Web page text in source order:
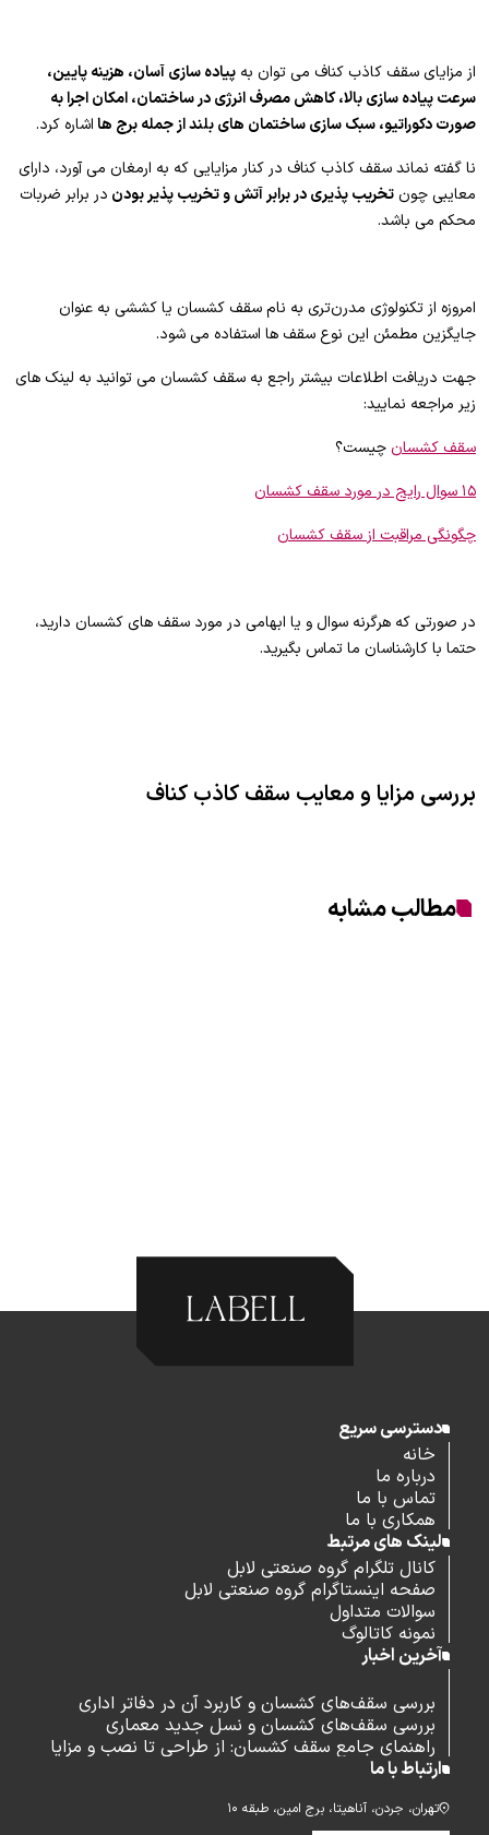
از مزایای سقف کاذب کناف می توان به پیاده سازی آسان، هزینه پایین،
سرعت پیاده سازی بالا، کاهش مصرف انرژی در ساختمان، امکان اجرا به
صورت دکوراتیو، سبک سازی ساختمان های بلند از جمله برج هااشاره کرد.
نا گفته نماند سقف کاذب کناف در کنار مزایایی که به ارمغان می آورد، دارای
معایبی چونتخریب پذیری در برابر آتش و تخریب پذیر بودن در برابر ضربات
محکم می باشد.
امروزه از تکنولوژی مدرن‌تری به نام سقف کشسان یا کششی به عنوان
جایگزین مطمئن این نوع سقف ها استفاده می شود.
جهت دریافت اطلاعات بیشتر راجع به سقف کشسان می توانید به لینک های
زیر مراجعه نمایید:
سقف کشسانچیست؟
۱۵ سوال رایج در مورد سقف کشسان
چگونگی مراقبت از سقف کشسان
در صورتی که هرگرنه سوال و یا ابهامی در مورد سقف های کشسان دارید،
حتما با کارشناسان ما تماس بگیرید.
بررسی مزایا و معایب سقف کاذب کناف
مطالب مشابه
دسترسی سریع
خانه
درباره ما
تماس با ما
همکاری با ما
لینک های مرتبط
کانال تلگرام گروه صنعتی لابل
صفحه اینستاگرام گروه صنعتی لابل
سوالات متداول
نمونه کاتالوگ
آخرین اخبار
بررسی سقف‌های کشسان و کاربرد آن در دفاتر اداری
بررسی سقف‌های کشسان و نسل جدید معماری
راهنمای جامع سقف کشسان: از طراحی تا نصب و مزایا
ارتباط با ما
تهران، جردن، آناهیتا، برج امین، طبقه ۱۰